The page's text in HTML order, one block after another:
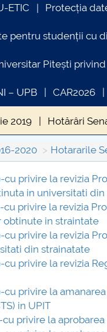
ETIC Protecția
pentru studenții cu
Pitești
– UPB CAR2026
2019 Hotărâri
Hotărâri Senat
2019 Hotărâri
2019 Hotărâri
2020 Hotararile
cu privire la revizia
in universitati din
cu privire la revizia
in straintate
cu privire la revizia
din strainatate
cu privire la revizia
cu privire la
in UPIT
cu privire la
PRESA